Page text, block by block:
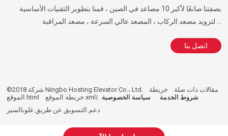
بصفتنا صانعًا لأكبر 10 مصاعد في الصين ، قمنا بتطوير التقنيات الأساسية
اتصل بنا
©2018 شركة Ningbo Hosting Elevator Co.، Ltd. مقالات ذات صلة
خريطة
الموقع.html
خريطة الموقع.xml شروط الخدمة
سياسة الخصوصية
دعم التسويق عن طريق غلوبالسير